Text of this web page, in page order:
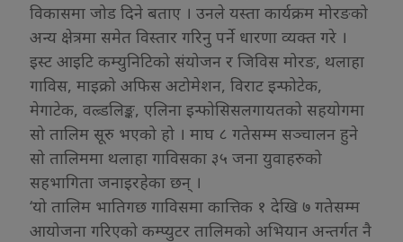
विकासमा जोड दिने बताए । उनले यस्ता कार्यक्रम मोरङको
अन्य क्षेत्रमा समेत विस्तार गरिनु पर्ने धारणा व्यक्त गरे ।
इस्ट आइटि कम्युनिटिको संयोजन र जिविस मोरङ, थलाहा
गाविस, माइक्रो अफिस अटोमेशन, विराट इन्फोटेक,
मेगाटेक, वल्र्डलिङ्क, एलिना इन्फोसिसलगायतको सहयोगमा
सो तालिम सूरु भएको हो । माघ ८ गतेसम्म सञ्चालन हुने
सो तालिममा थलाहा गाविसका ३५ जना युवाहरुको
सहभागिता जनाइरहेका छन् ।
‘यो तालिम भातिगछ गाविसमा कात्तिक १ देखि ७ गतेसम्म
आयोजना गरिएको कम्प्युटर तालिमको अभियान अन्तर्गत नै